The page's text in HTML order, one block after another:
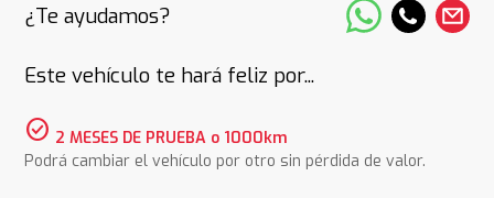
¿Te ayudamos?
Este vehículo te hará feliz por...
check_circle 2 MESES DE PRUEBA o 1000km
Podrá cambiar el vehículo por otro sin pérdida de valor.